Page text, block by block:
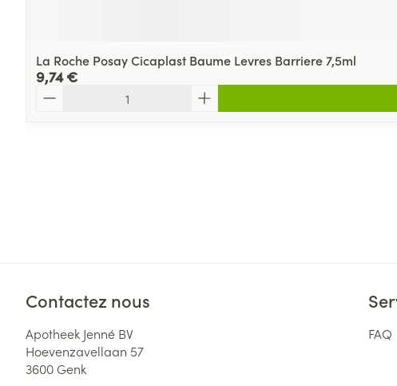
La Roche Posay Cicaplast Baume Levres Barriere 7,5ml
9,74 €
Contactez nous
Apotheek Jenné BV
Hoevenzavellaan 57
3600 Genk
FAQ